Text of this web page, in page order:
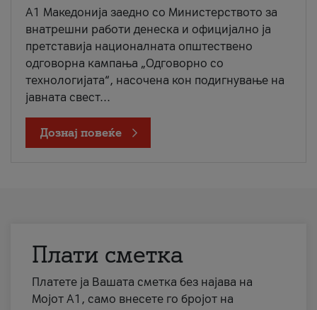
A1 Македонија заедно со Министерството за
внатрешни работи денеска и официјално ја
претставија националната општествено
одговорна кампања „Одговорно со
технологијата“, насочена кон подигнување на
јавната свест...
Дознај повеќе
Плати сметка
Платете ја Вашата сметка без најава на
Мојот А1, само внесете го бројот на